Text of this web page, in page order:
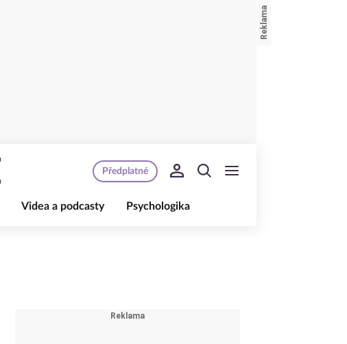
Videa a podcasty Psychologika
Předplatné